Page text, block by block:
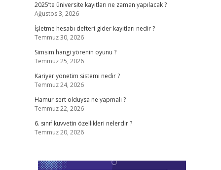
2025’te üniversite kayıtları ne zaman yapılacak ?
Ağustos 3, 2026
İşletme hesabı defteri gider kayıtları nedir ?
Temmuz 30, 2026
Simsim hangi yörenin oyunu ?
Temmuz 25, 2026
Kariyer yönetim sistemi nedir ?
Temmuz 24, 2026
Hamur sert olduysa ne yapmalı ?
Temmuz 22, 2026
6. sınıf kuvvetin özellikleri nelerdir ?
Temmuz 20, 2026